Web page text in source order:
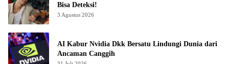
Bisa Deteksi!
3 Agustus 2026
AI Kabur Nvidia Dkk Bersatu Lindungi Dunia dari
Ancaman Canggih